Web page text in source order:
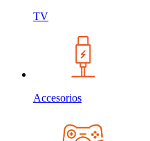
TV
Accesorios